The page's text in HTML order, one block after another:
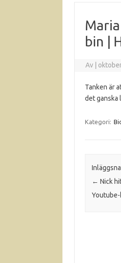
bin |
Av
Tanken är
det ganska
Kategori:
← Nick
Youtube-